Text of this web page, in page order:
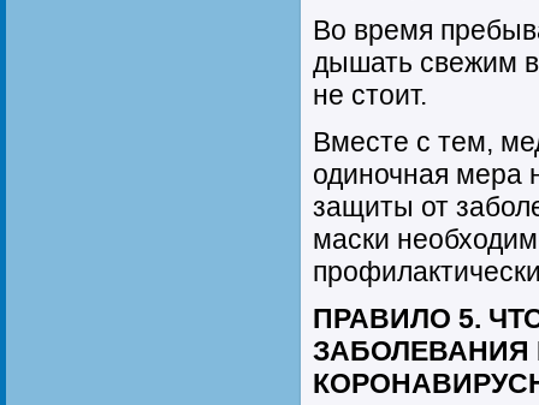
Во время
дышать свежим
не стоит.
Вместе с тем,
одиночная мера
защиты от
маски
ПРАВИЛО 5.
ЗАБОЛЕВАНИЯ